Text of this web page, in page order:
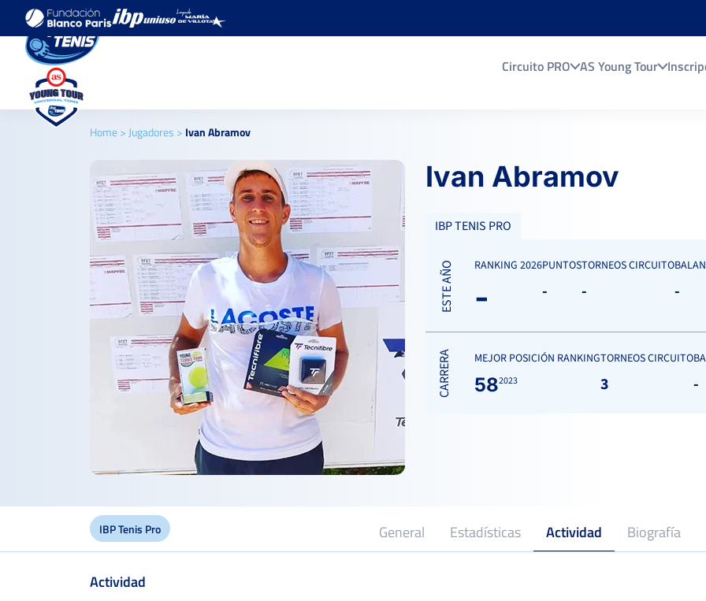
Circuito PRO AS Young Tour
Home> Jugadores > Ivan Abramov
Ivan Abramov
IBP TENIS PRO
ESTE AÑO RANKING 2026
-
PUNTOS
-
TORNEOS CIRCUITO
- -
CARRERA MEJOR POSICIÓN RANKING
582023
TORNEOS CIRCUITO
3 -
IBP Tenis Pro General Estadísticas Actividad Biografía
Actividad